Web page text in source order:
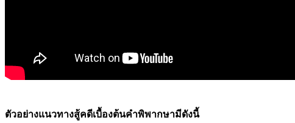
ตัวอย่างแนวทางสู้คดีเบื้องต้นคำพิพากษามีดังนี้